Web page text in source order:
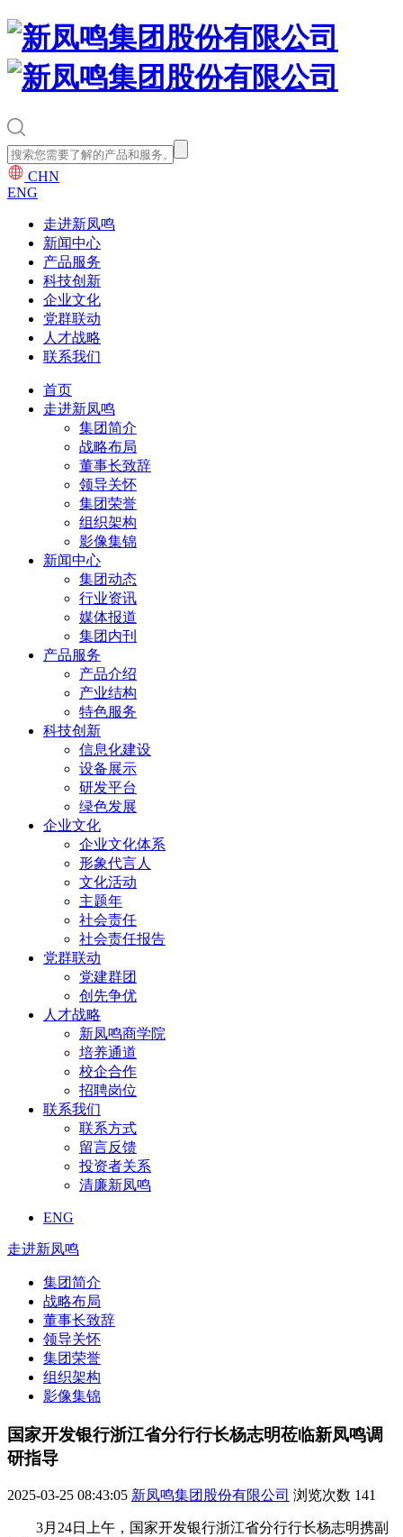
CHN
ENG
走进新凤鸣
新闻中心
产品服务
科技创新
企业文化
党群联动
人才战略
联系我们
首页
走进新凤鸣
集团简介
战略布局
董事长致辞
领导关怀
集团荣誉
组织架构
影像集锦
新闻中心
集团动态
行业资讯
媒体报道
集团内刊
产品服务
产品介绍
产业结构
特色服务
科技创新
信息化建设
设备展示
研发平台
绿色发展
企业文化
企业文化体系
形象代言人
文化活动
主题年
社会责任
社会责任报告
党群联动
党建群团
创先争优
人才战略
新凤鸣商学院
培养通道
校企合作
招聘岗位
联系我们
联系方式
留言反馈
投资者关系
清廉新凤鸣
ENG
走进新凤鸣
集团简介
战略布局
董事长致辞
领导关怀
集团荣誉
组织架构
影像集锦
国家开发银行浙江省分行行长杨志明莅临新凤鸣调
研指导
2025-03-25 08:43:05 新凤鸣集团股份有限公司 浏览次数 141
3月24日上午，国家开发银行浙江省分行行长杨志明携副